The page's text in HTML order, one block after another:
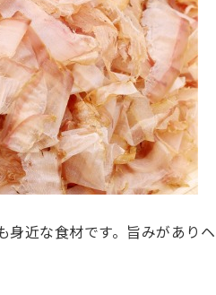
身近な食材です。旨みがありヘ